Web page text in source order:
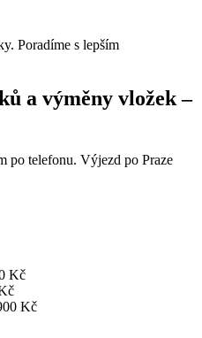
Poradíme s lepším
a výměny vložek –
po telefonu. Výjezd po Praze
Kč
Kč